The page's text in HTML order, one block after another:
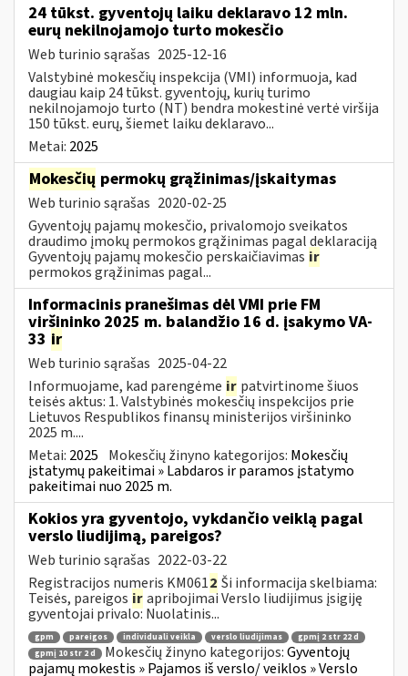
24 tūkst. gyventojų laiku deklaravo 12 mln.
eurų nekilnojamojo turto mokesčio
Web turinio sąrašas 2025-12-16
Valstybinė mokesčių inspekcija (VMI) informuoja, kad
daugiau kaip 24 tūkst. gyventojų, kurių turimo
nekilnojamojo turto (NT) bendra mokestinė vertė viršija
150 tūkst. eurų, šiemet laiku deklaravo...
Metai: 2025
Mokesčių permokų grąžinimas/įskaitymas
Web turinio sąrašas 2020-02-25
Gyventojų pajamų mokesčio, privalomojo sveikatos
draudimo įmokų permokos grąžinimas pagal deklaraciją
Gyventojų pajamų mokesčio perskaičiavimas ir
permokos grąžinimas pagal...
Informacinis pranešimas dėl VMI prie FM
viršininko 2025 m. balandžio 16 d. įsakymo VA-
33 ir
Web turinio sąrašas 2025-04-22
Informuojame, kad parengėme ir patvirtinome šiuos
teisės aktus: 1. Valstybinės mokesčių inspekcijos prie
Lietuvos Respublikos finansų ministerijos viršininko
2025 m....
Metai: 2025 Mokesčių žinyno kategorijos: Mokesčių
įstatymų pakeitimai » Labdaros ir paramos įstatymo
pakeitimai nuo 2025 m.
Kokios yra gyventojo, vykdančio veiklą pagal
verslo liudijimą, pareigos?
Web turinio sąrašas 2022-03-22
Registracijos numeris KM0612 Ši informacija skelbiama:
Teisės, pareigos irapribojimai Verslo liudijimus įsigiję
gyventojai privalo: Nuolatinis...
gpm pareigos individuali veikla verslo liudijimas
gpmį 2 str 22 d
gpmį 10 str 2 d
Mokesčių žinyno kategorijos:Gyventojų
pajamų mokestis » Pajamos iš verslo/ veiklos » Verslo